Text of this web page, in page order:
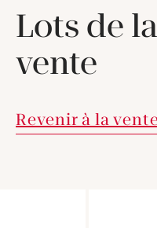
Lots de
vente
Revenir à la